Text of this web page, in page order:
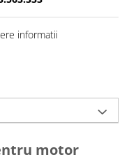
informatii
motor